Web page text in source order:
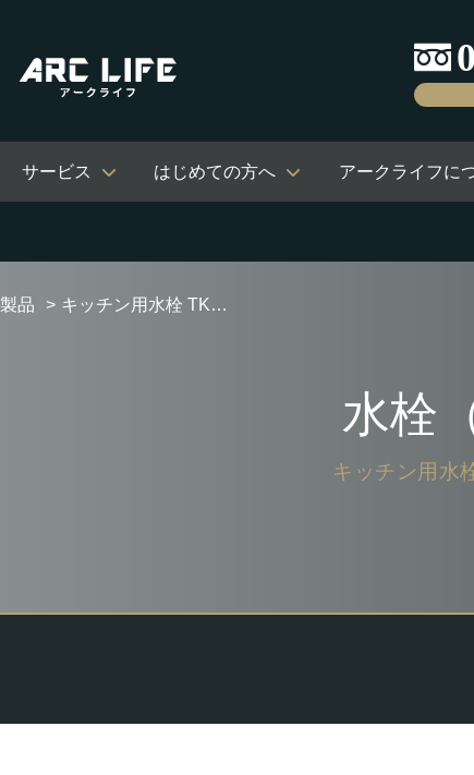
サービス はじめての方へ アークライフに
製品 キッチン用水栓 TKN34PBTA
水栓
キッチン用水